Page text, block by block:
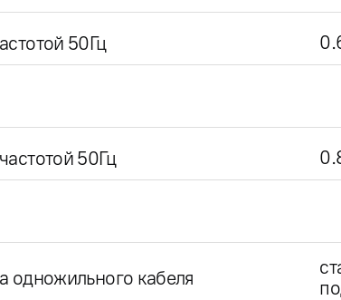
50Гц
50Гц
одножильного кабеля